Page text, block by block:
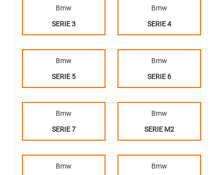
Bmw
SERIE 3
Bmw
SERIE 4
Bmw
SERIE 5
Bmw
SERIE 6
Bmw
SERIE 7
Bmw
SERIE M2
Bmw
Bmw